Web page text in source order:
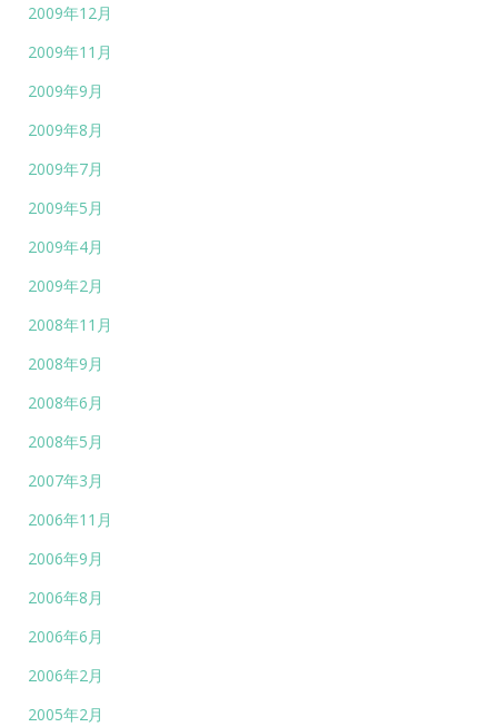
2009年12月
2009年11月
2009年9月
2009年8月
2009年7月
2009年5月
2009年4月
2009年2月
2008年11月
2008年9月
2008年6月
2008年5月
2007年3月
2006年11月
2006年9月
2006年8月
2006年6月
2006年2月
2005年2月